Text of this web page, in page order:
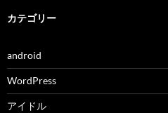
カテゴリー
android
WordPress
アイドル